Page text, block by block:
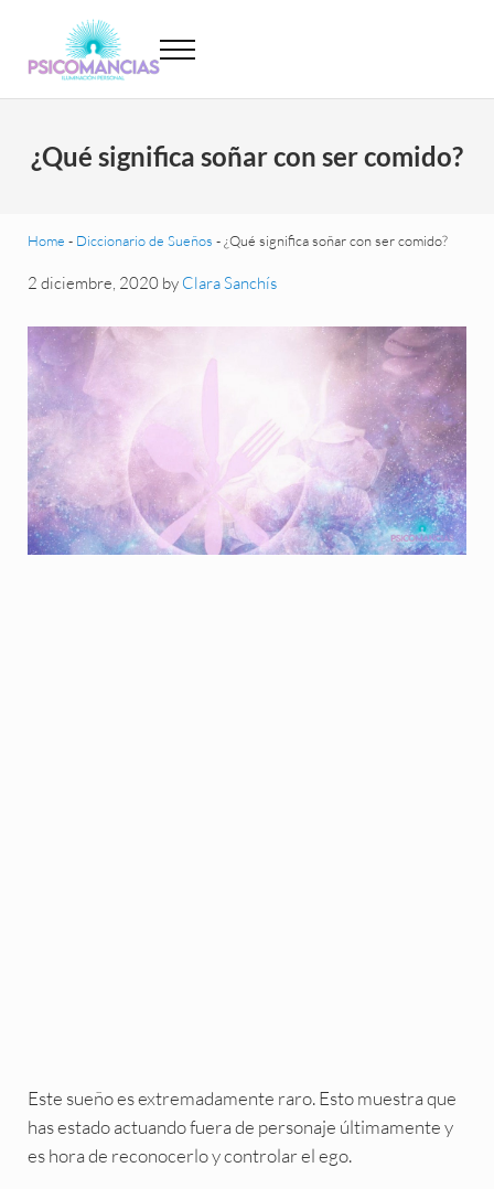
Psicomancias
Menu
¿Qué significa soñar con ser comido?
Home - Diccionario de Sueños -¿Qué significa soñar con ser comido?
2 diciembre, 2020 by Clara Sanchís
Este sueño es extremadamente raro. Esto muestra que
has estado actuando fuera de personaje últimamente y
es hora de reconocerlo y controlar el ego.